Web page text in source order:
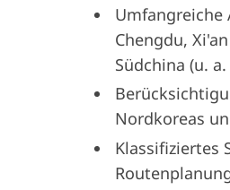
Umfangreiche
Chengdu,
Südchina (u.
Nordkoreas
Klassifiziertes